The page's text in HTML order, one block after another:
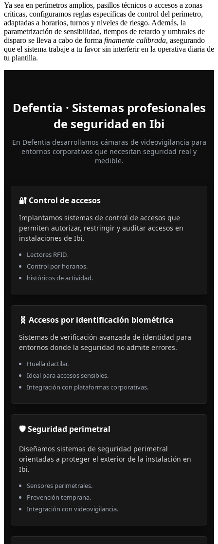
Ya sea en perímetros amplios, pasillos técnicos o accesos a zonas
críticas, configuramos reglas específicas de control del perímetro,
adaptadas a horarios, turnos y niveles de riesgo. Además, la
parametrización de sensibilidad, tiempos de retardo y umbrales de
disparo se lleva a cabo de forma finamente calibrada, asegurando
que el sistema trabaje a tu favor sin interferir en la operativa diaria de
tu plantilla.
Defentia · Sistemas profesionales
de seguridad en Ibi
En Defentia desarrollamos cámaras de videovigilancia para
entornos corporativos que necesitan seguridad real y
medible.
🔐 Control de accesos
Implantamos sistemas de control de accesos que
permiten autorizar, restringir y auditar accesos en
instalaciones de Ibi.
Lectores RFID.
Control por horarios.
históricos de actividad.
🧬 Accesos por identificación biométrica
Sistemas de verificación avanzada de identidad para
entornos donde la seguridad no admite errores.
Huella dactilar.
Ideal para accesos sensibles.
Integración con plataformas corporativas.
🛡️ Seguridad perimetral
Diseñamos sistemas de seguridad perimetral
orientadas a proteger el exterior de la instalación en
Ibi.
Sensores perimetrales.
Prevención temprana.
Integración con videovigilancia.